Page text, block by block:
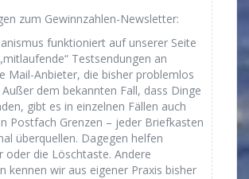
zum Gewinnzahlen-Newsletter:
funktioniert auf unserer Seite
Testsendungen an
Mail-Anbieter, die bisher problemlos
dem bekannten Fall, dass Dinge
gibt es in einzelnen Fällen auch
Postfach Grenzen – jeder Briefkasten
überquellen. Dagegen helfen
oder die Löschtaste. Andere
kennen wir aus eigener Praxis bisher